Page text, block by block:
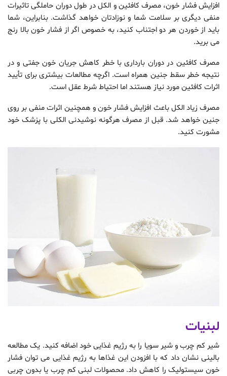
افزایش فشار خون، مصرف کافئین و الکل در طول دوران حاملگی تاثیرات
منفی دیگری بر سلامت شما و نوزادتان خواهد گذاشت. بنابراین، شما
باید از خوردن هر دو اجتناب کنید، به خصوص اگر از فشار خون بالا رنج
می برید.
مصرف کافئین در دوران بارداری با خطر کاهش جریان خون جفتی و در
نتیجه خطر سقط جنین همراه است. اگرچه مطالعات بیشتری برای تأیید
اثرات کافئین مورد نیاز هستند اما احتیاط شرط عقل است.
مصرف زیاد الکل باعث افزایش فشار خون و همچنین اثرات منفی بر روی
جنین خواهد شد. قبل از مصرف هرگونه نوشیدنی الکلی با پزشک خود
مشورت کنید.
لبنیات
شیر کم چرب و شیر سویا را به رژیم غذایی خود اضافه کنید. یک مطالعه
بالینی نشان داد که با افزودن این غذاها به رژیم غذایی می توان فشار
خون سیستولیک را کاهش داد. محصولات لبنی کم چرب یا بدون چربی